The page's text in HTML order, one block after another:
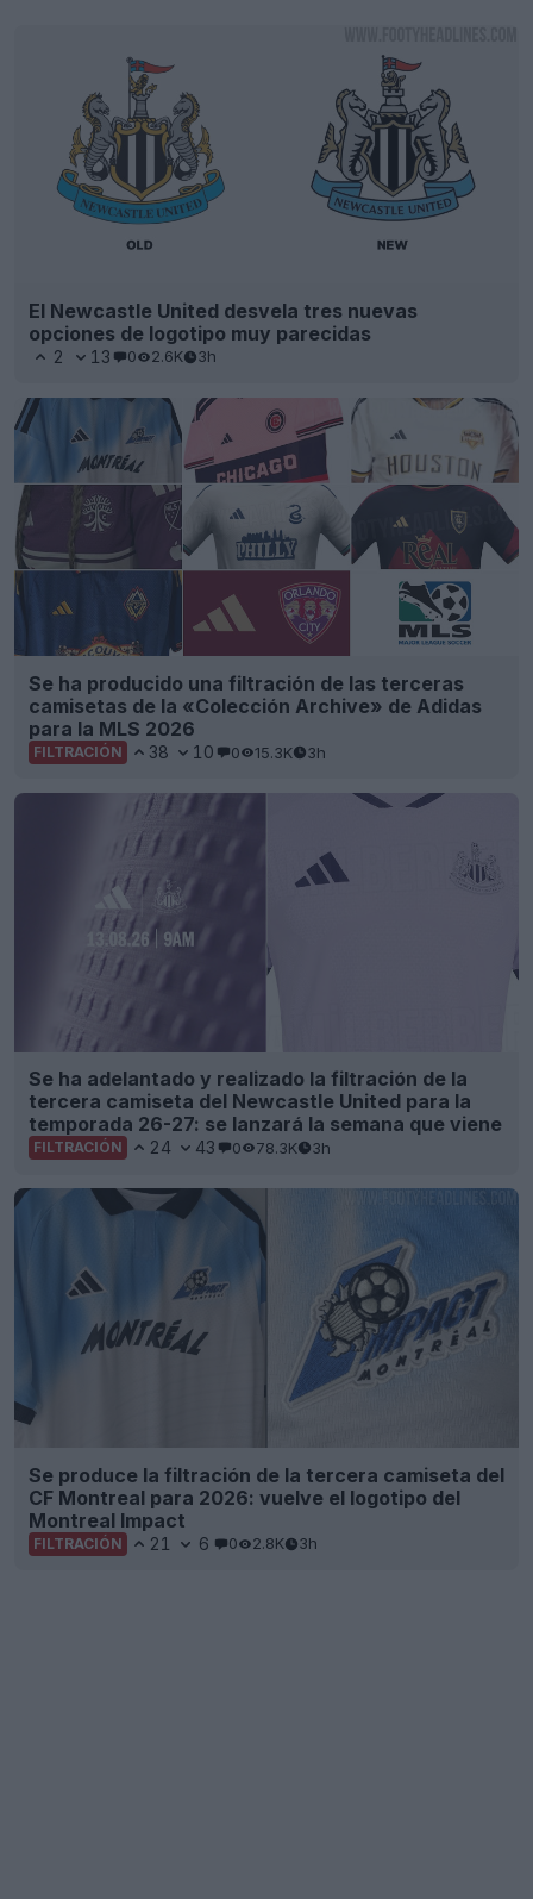
El Newcastle United desvela tres nuevas
opciones de logotipo muy parecidas
2 13 0 2.6K 3h
Se ha producido una filtración de las terceras
camisetas de la «Colección Archive» de Adidas
para la MLS 2026
FILTRACIÓN 38 10 0 15.3K 3h
Se ha adelantado y realizado la filtración de la
tercera camiseta del Newcastle United para la
temporada 26-27: se lanzará la semana que viene
FILTRACIÓN 24 43 0 78.3K 3h
Se produce la filtración de la tercera camiseta del
CF Montreal para 2026: vuelve el logotipo del
Montreal Impact
FILTRACIÓN 21 6 0 2.8K 3h